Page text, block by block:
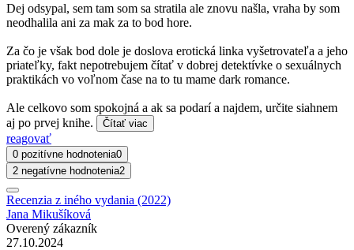
Dej odsypal, sem tam som sa stratila ale znovu našla, vraha by som
neodhalila ani za mak za to bod hore.
Za čo je však bod dole je doslova erotická linka vyšetrovateľa a jeho
priateľky, fakt nepotrebujem čítať v dobrej detektívke o sexuálnych
praktikách vo voľnom čase na to tu mame dark romance.
Ale celkovo som spokojná a ak sa podarí a najdem, určite siahnem
aj po prvej knihe.
Čítať viac
reagovať
0 pozitívne hodnotenia0
2 negatívne hodnotenia2
Recenzia z iného vydania (2022)
Jana Mikušíková
Overený zákazník
27.10.2024